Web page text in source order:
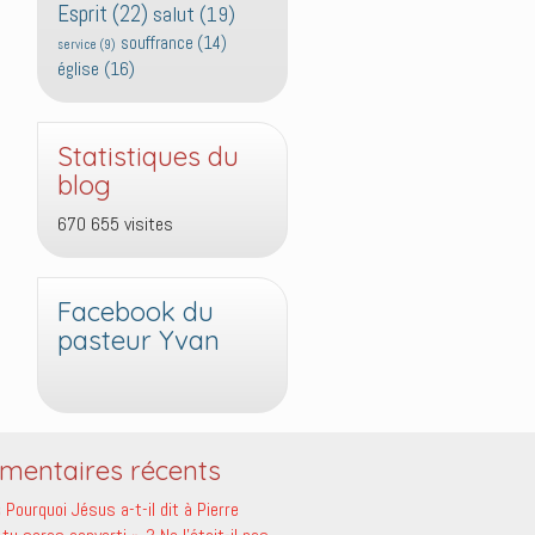
Esprit (22) salut (19)
service (9) souffrance (14)
église (16)
Statistiques du
blog
670 655 visites
Facebook du
pasteur Yvan
récents
Pourquoi Jésus a-t-il dit à Pierre